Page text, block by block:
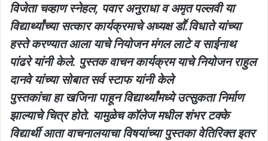
विजेता चव्हाण स्नेहल, पवार अनुराधा व अमृत पल्लवी या
विद्यार्थ्यांच्या सत्कार कार्यक्रमाचे अध्यक्ष डाॕ.विधाते यांच्या
हस्ते करण्यात आला याचे नियोजन मंगल लाटे व साईनाथ
पांढरे यांनी केले. पुस्तक वाचन कार्यक्रम याचे नियोजन राहुल
दानवे यांच्या सोबात सर्व स्टाफ यांनी केले
पुस्तकांचा हा खजिना पाहून विद्यार्थ्यांमध्ये उत्सुकता निर्माण
झाल्याचे चित्र होते. यामुळेच कॉलेज मधील शंभर टक्के
विद्यार्थी आता वाचनालयाचा विषयांच्या पुस्तका वेतिरिक्त इतर